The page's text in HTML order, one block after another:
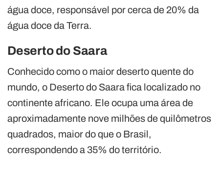
água doce, responsável por cerca de 20% da
água doce da Terra.
Deserto do Saara
Conhecido como o maior deserto quente do
mundo, o Deserto do Saara fica localizado no
continente africano. Ele ocupa uma área de
aproximadamente nove milhões de quilômetros
quadrados, maior do que o Brasil,
correspondendo a 35% do território.